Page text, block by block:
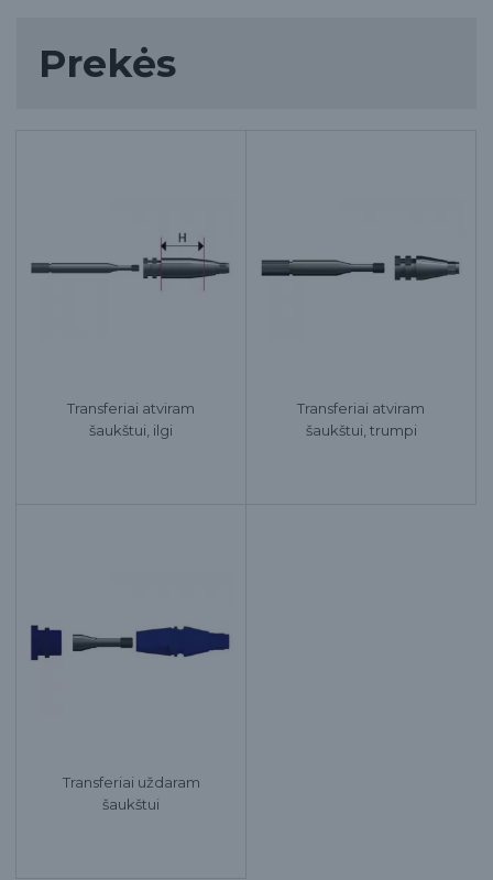
Prekės
Transferiai atviram
šaukštui, ilgi
Transferiai atviram
šaukštui, trumpi
Transferiai uždaram
šaukštui